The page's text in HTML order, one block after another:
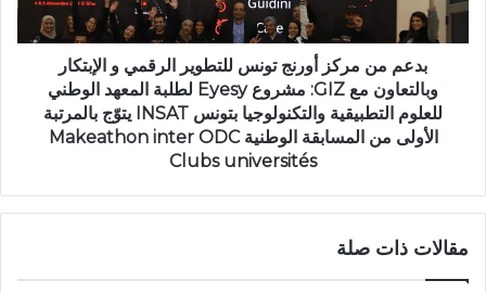
بدعم من مركز أورنج تونس للتطوير الرقمي و الإبتكار
وبالتعاون مع GIZ: مشروع Eyesy لطلبة المعهد الوطني
للعلوم التطبيقية والتكنولوجيا بتونس INSAT يتوّج بالمرتبة
الأولى من المسابقة الوطنية Makeathon inter ODC
Clubs universités
مقالات ذات صلة